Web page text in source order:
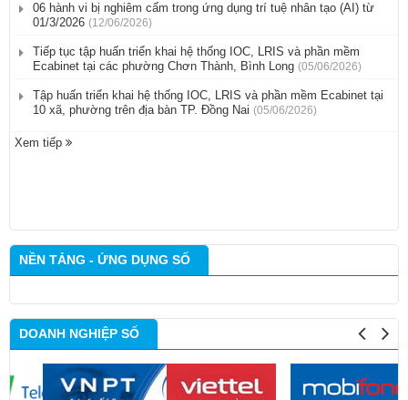
06 hành vi bị nghiêm cấm trong ứng dụng trí tuệ nhân tạo (AI) từ
01/3/2026 (12/06/2026)
Tiếp tục tập huấn triển khai hệ thống IOC, LRIS và phần mềm
Ecabinet tại các phường Chơn Thành, Bình Long (05/06/2026)
Tập huấn triển khai hệ thống IOC, LRIS và phần mềm Ecabinet tại
10 xã, phường trên địa bàn TP. Đồng Nai (05/06/2026)
Xem tiếp
NỀN TẢNG - ỨNG DỤNG SỐ
DOANH NGHIỆP SỐ